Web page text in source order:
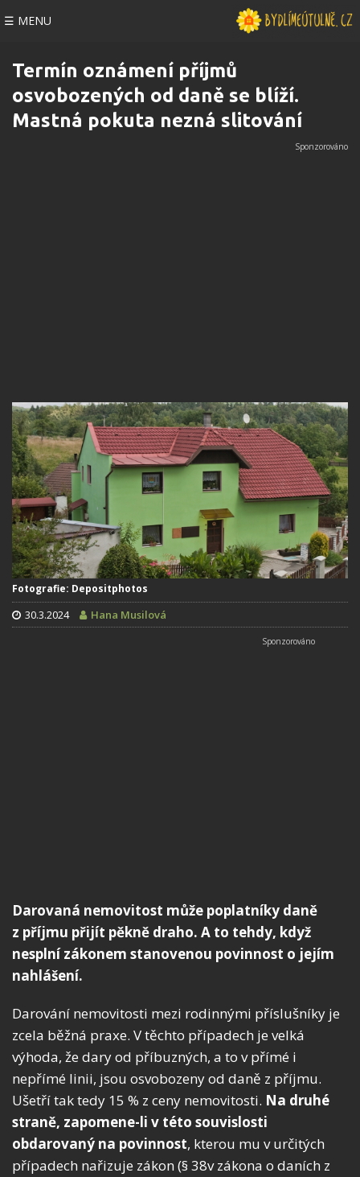
☰ MENU
Termín oznámení příjmů
osvobozených od daně se blíží.
Mastná pokuta nezná slitování
Fotografie: Depositphotos
30.3.2024 Hana Musilová
Darovaná nemovitost může poplatníky daně
z příjmu přijít pěkně draho. A to tehdy, když
nesplní zákonem stanovenou povinnost o jejím
nahlášení.
Darování nemovitosti mezi rodinnými příslušníky je
zcela běžná praxe. V těchto případech je velká
výhoda, že dary od příbuzných, a to v přímé i
nepřímé linii, jsou osvobozeny od daně z příjmu.
Ušetří tak tedy 15 % z ceny nemovitosti. Na druhé
straně, zapomene-li v této souvislosti
obdarovaný na povinnost, kterou mu v určitých
případech nařizuje zákon (§ 38v zákona o daních z